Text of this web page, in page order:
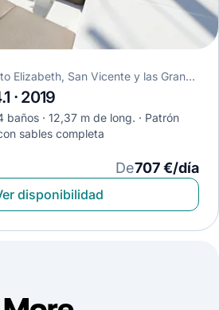
Bequia Marina, Puerto Elizabeth, San Vicente y las Granadinas
· 2019
baños 12,37 m de long.
Patrón
sables completa
De707 €/día
disponibilidad